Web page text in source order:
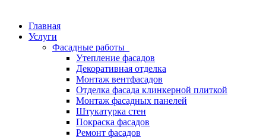
Главная
Услуги
Фасадные работы
Утепление фасадов
Декоративная отделка
Монтаж вентфасадов
Отделка фасада клинкерной плиткой
Монтаж фасадных панелей
Штукатурка стен
Покраска фасадов
Ремонт фасадов